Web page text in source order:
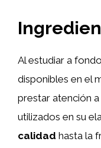
Al estudiar a
disponibles en el
prestar atención
utilizados en su
calidad hasta la